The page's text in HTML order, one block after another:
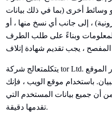
وسائط أخرى (بما في ذلك بيانات
، إلى جانب أي نسخ منها ، أو
وبناءً على طلب الطرف
المفصح ، يجب تقديم شهادة إتلاف
يتكلمتعالج شركة tor Ltd. المعلومات المتعلقة بزوار الموقع
باستخدام موقع الويب ، فإنك
أن جميع بيانات المستخدم التي
تقدمها دقيقة.